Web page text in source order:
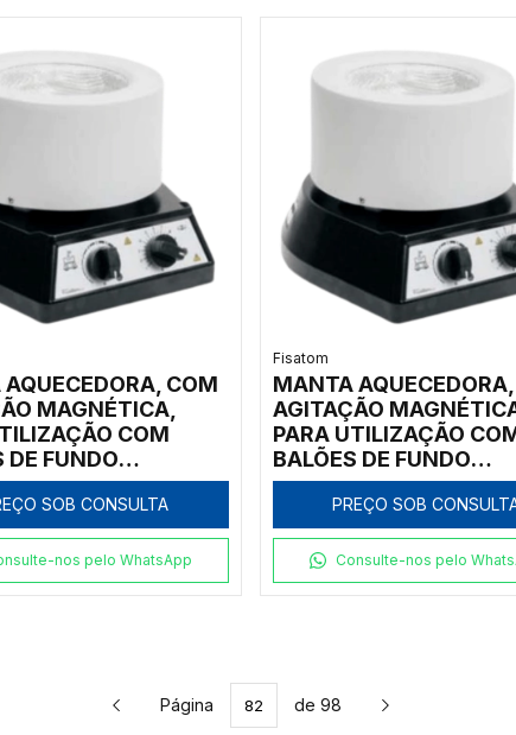
COM
MAGNÉTICA,
COM
DE FUNDO
DE 250ML, COM
ELETRÔNICO
INCORPORADO,
E TEMPERATURA
CLASSE 300,
SOB CONSULTA
nos pelo WhatsApp
Fisatom
MANTA
AGITAÇÃO
PARA UTILIZAÇÃO
BALÕES DE FUNDO
REDONDO DE 125ML,
REGULADOR
ANALÓGICO
ROTAÇÃO E
ATÉ 300ºC, CLASSE
PREÇO SOB
Consulte-nos pelo
Página de 98